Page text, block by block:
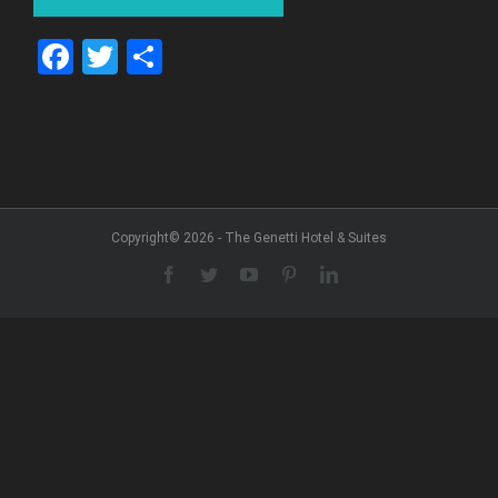
Facebook
Twitter
Copyright© 2026 - The Genetti Hotel & Suites
Facebook
TwitterYouTubePinterestLinkedIn